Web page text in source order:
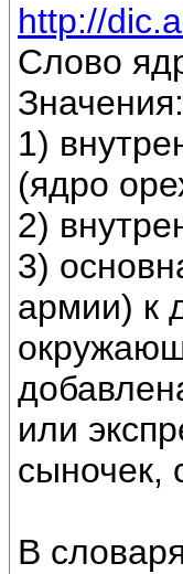
http://
Слово
Значения:
1)
(ядро
2)
3)
армии) к
или
сыночек,
В